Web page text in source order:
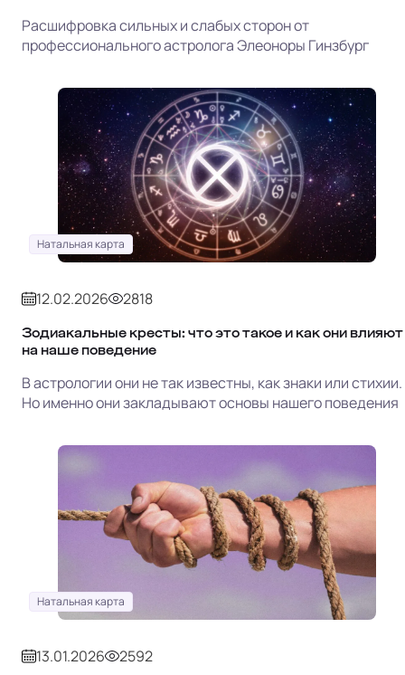
Расшифровка сильных и слабых сторон от
профессионального астролога Элеоноры Гинзбург
Натальная карта
12.02.2026 2818
Зодиакальные кресты: что это такое и как они влияют
на наше поведение
В астрологии они не так известны, как знаки или стихии.
Но именно они закладывают основы нашего поведения
Натальная карта
13.01.2026 2592